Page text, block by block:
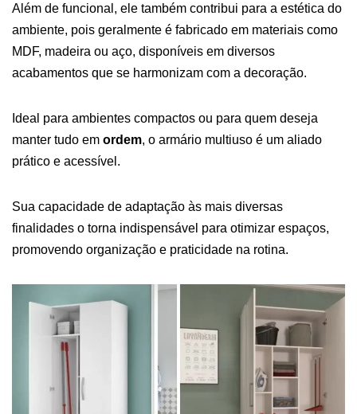
Além de funcional, ele também contribui para a estética do
ambiente, pois geralmente é fabricado em materiais como
MDF, madeira ou aço, disponíveis em diversos
acabamentos que se harmonizam com a decoração.
Ideal para ambientes compactos ou para quem deseja
manter tudo em ordem, o armário multiuso é um aliado
prático e acessível.
Sua capacidade de adaptação às mais diversas
finalidades o torna indispensável para otimizar espaços,
promovendo organização e praticidade na rotina.